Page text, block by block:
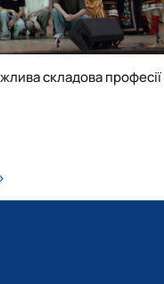
складова професії
сторінка